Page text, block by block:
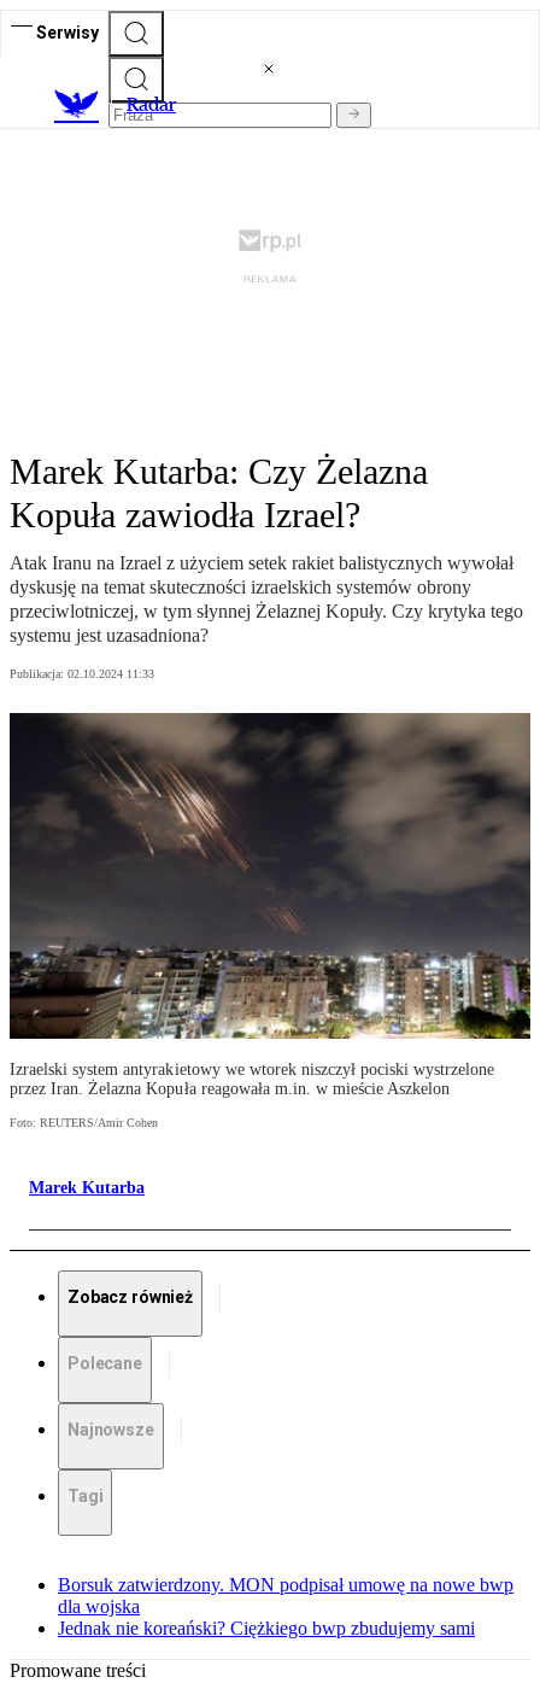
Serwisy
Radar
Marek Kutarba: Czy Żelazna
Kopuła zawiodła Izrael?
Atak Iranu na Izrael z użyciem setek rakiet balistycznych wywołał
dyskusję na temat skuteczności izraelskich systemów obrony
przeciwlotniczej, w tym słynnej Żelaznej Kopuły. Czy krytyka tego
systemu jest uzasadniona?
Publikacja: 02.10.2024 11:33
Izraelski system antyrakietowy we wtorek niszczył pociski wystrzelone
przez Iran. Żelazna Kopuła reagowała m.in. w mieście Aszkelon
Foto: REUTERS/Amir Cohen
Marek Kutarba
Zobacz również
Polecane
Najnowsze
Tagi
Borsuk zatwierdzony. MON podpisał umowę na nowe bwp
dla wojska
Jednak nie koreański? Ciężkiego bwp zbudujemy sami
Promowane treści